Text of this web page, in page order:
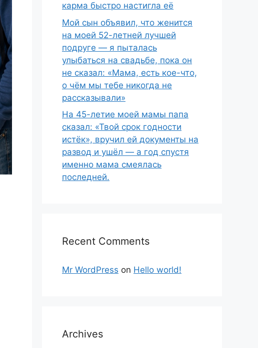
карма быстро настигла её
Мой сын объявил, что женится
на моей 52-летней лучшей
подруге — я пыталась
улыбаться на свадьбе, пока он
не сказал: «Мама, есть кое-что,
о чём мы тебе никогда не
рассказывали»
На 45-летие моей мамы папа
сказал: «Твой срок годности
истёк», вручил ей документы на
развод и ушёл — а год спустя
именно мама смеялась
последней.
Recent Comments
Mr WordPress on Hello world!
Archives